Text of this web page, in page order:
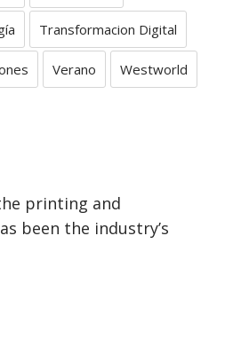
Transformacion Digital
Verano Westworld
printing and
been the industry’s